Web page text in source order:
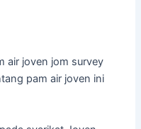
air joven jom survey
pam air joven ini